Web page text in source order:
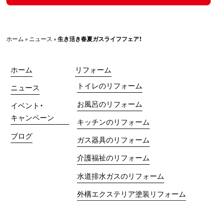
ホーム » ニュース »生き活き春夏ガスライフフェア！
ホーム
ニュース
イベント・
キャンペーン
ブログ
リフォーム
トイレのリフォーム
お風呂のリフォーム
キッチンのリフォーム
ガス器具のリフォーム
介護福祉のリフォーム
水道排水ガスのリフォーム
外構エクステリア塗装リフォーム